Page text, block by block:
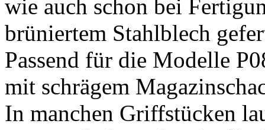
wie auch schon bei
brüniertem Stahlblech
Passend für die Modelle
mit schrägem
In manchen Griffstücken